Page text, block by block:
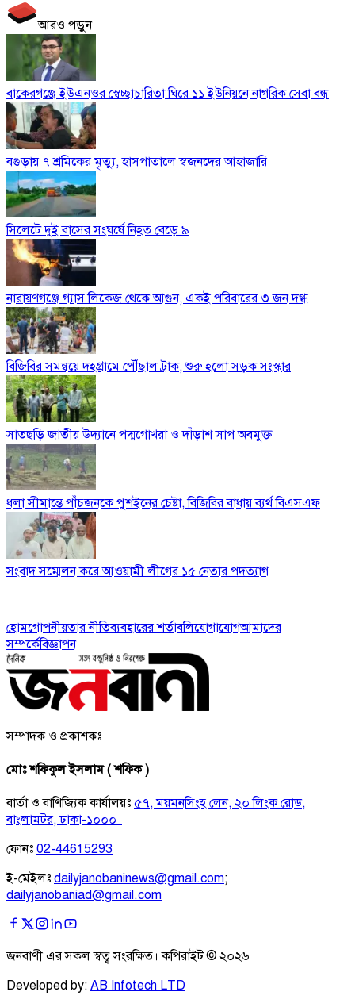
আরও পড়ুন
বাকেরগঞ্জে ইউএনওর স্বেচ্ছাচারিতা ঘিরে ১১ ইউনিয়নে নাগরিক সেবা বন্ধ
বগুড়ায় ৭ শ্রমিকের মৃত্যু, হাসপাতালে স্বজনদের আহাজারি
সিলেটে দুই বাসের সংঘর্ষে নিহত বেড়ে ৯
নারায়ণগঞ্জে গ্যাস লিকেজ থেকে আগুন, একই পরিবারের ৩ জন দগ্ধ
বিজিবির সমন্বয়ে দহগ্রামে পৌঁছাল ট্রাক, শুরু হলো সড়ক সংস্কার
সাতছড়ি জাতীয় উদ্যানে পদ্মগোখরা ও দাঁড়াশ সাপ অবমুক্ত
ধলা সীমান্তে পাঁচজনকে পুশইনের চেষ্টা, বিজিবির বাধায় ব্যর্থ বিএসএফ
সংবাদ সম্মেলন করে আওয়ামী লীগের ১৫ নেতার পদত্যাগ
হোমগোপনীয়তার নীতিব্যবহারের শর্তাবলিযোগাযোগআমাদের
সম্পর্কেবিজ্ঞাপন
সম্পাদক ও প্রকাশকঃ
মোঃ শফিকুল ইসলাম ( শফিক )
বার্তা ও বাণিজ্যিক কার্যালয়ঃ ৫৭, ময়মনসিংহ লেন, ২০ লিংক রোড,
বাংলামটর, ঢাকা-১০০০।
ফোনঃ 02-44615293
ই-মেইলঃ dailyjanobaninews@gmail.com;
dailyjanobaniad@gmail.com
জনবাণী এর সকল স্বত্ব সংরক্ষিত। কপিরাইট © ২০২৬
Developed by: AB Infotech LTD